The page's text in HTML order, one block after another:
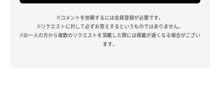
※コメントを依頼するには会員登録が必要です。
※リクエストに対して必ずお答えするというものではありません。
※お一人の方から複数のリクエストを頂戴した際には掲載が遅くなる場合がござい
ます。